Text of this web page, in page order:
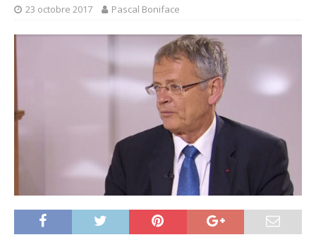
23 octobre 2017 Pascal Boniface